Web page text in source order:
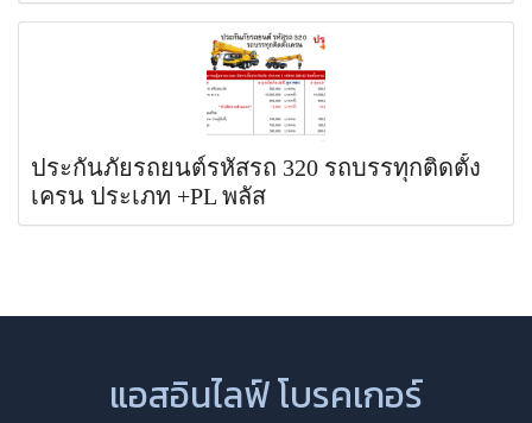
ประกันภัยรถยนต์รหัสรถ 320 รถบรรทุกติดตั้ง
เครน ประเภท +PL พลัส
แอสอินไลฟ์ โบรคเกอร์